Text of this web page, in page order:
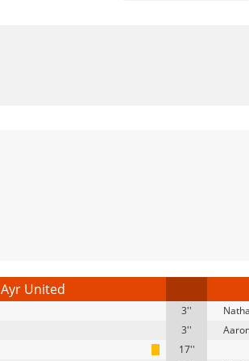
Ayr United
3''
3''
17''